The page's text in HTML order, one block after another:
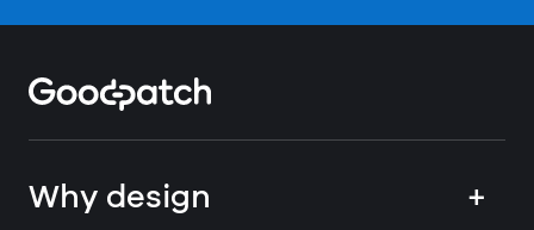
Why design
+